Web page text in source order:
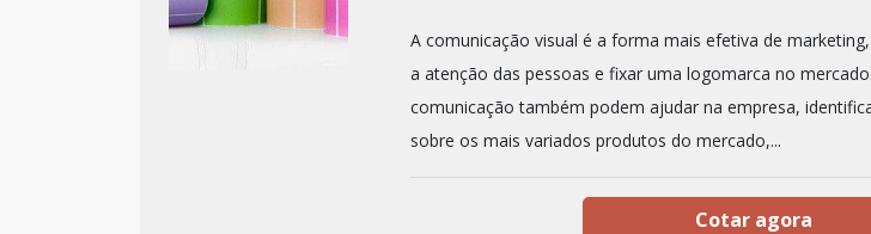
A comunicação visual é a forma mais efetiva de
a atenção das pessoas e fixar uma logomarca no
comunicação também podem ajudar na empresa,
sobre os mais variados produtos do mercado,...
Cotar agora